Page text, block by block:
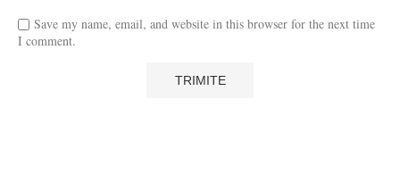
Save my name, email, and website in this browser for the next time
I comment.